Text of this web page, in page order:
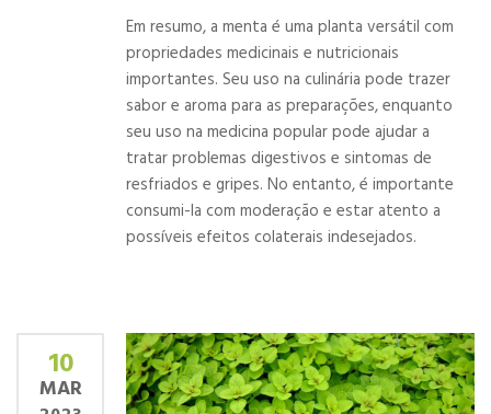
Em resumo, a menta é uma planta versátil com
propriedades medicinais e nutricionais
importantes. Seu uso na culinária pode trazer
sabor e aroma para as preparações, enquanto
seu uso na medicina popular pode ajudar a
tratar problemas digestivos e sintomas de
resfriados e gripes. No entanto, é importante
consumi-la com moderação e estar atento a
possíveis efeitos colaterais indesejados.
10
MAR